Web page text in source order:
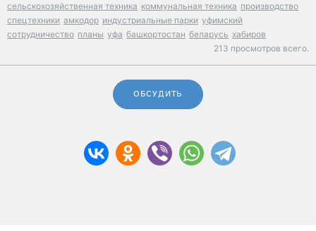
сельскохозяйственная техника коммунальная техника производство
спецтехники амкодор индустриальные парки уфимский
сотрудничество планы уфа башкортостан беларусь хабиров
213 просмотров всего.
ОБСУДИТЬ